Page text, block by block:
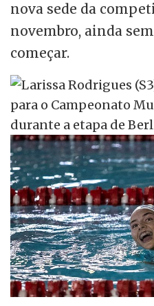
nova sede da
novembro, ainda
começar.